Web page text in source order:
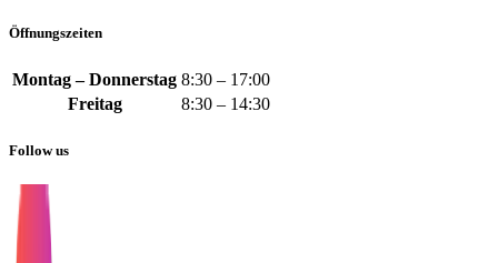
Öffnungszeiten
Montag – Donnerstag 8:30 – 17:00
Freitag
8:30 – 14:30
Follow us